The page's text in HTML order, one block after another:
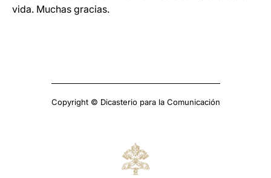
vida. Muchas gracias.
Copyright © Dicasterio para la Comunicación